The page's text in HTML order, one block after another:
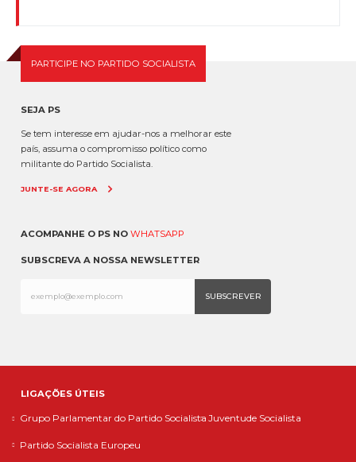
PARTICIPE NO PARTIDO SOCIALISTA
SEJA PS
Se tem interesse em ajudar-nos a melhorar este
país, assuma o compromisso político como
militante do Partido Socialista.
JUNTE-SE AGORA
ACOMPANHE O PS NO WHATSAPP
SUBSCREVA A NOSSA NEWSLETTER
LIGAÇÕES ÚTEIS
Grupo Parlamentar do Partido Socialista Juventude Socialista
Partido Socialista Europeu